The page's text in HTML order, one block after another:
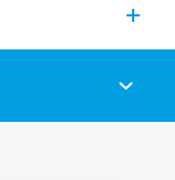
met de
en 35 –